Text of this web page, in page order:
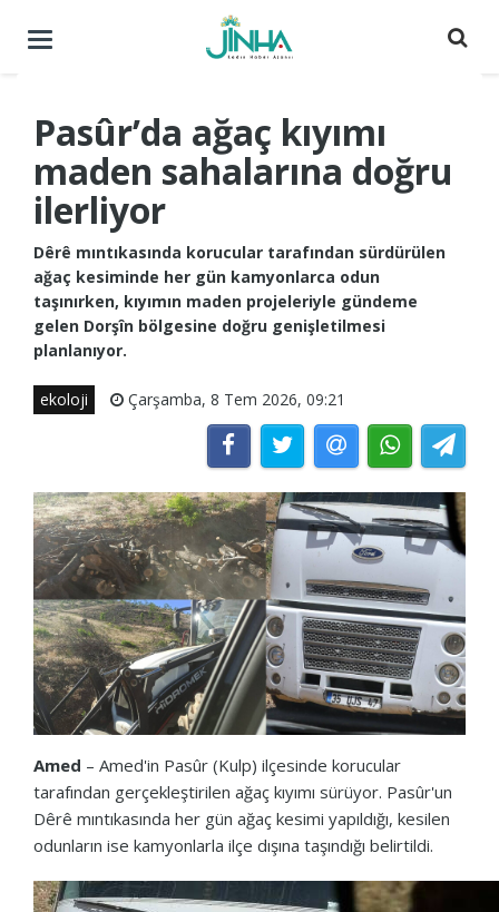
Menüyü
Pasûr’da ağaç kıyımı
maden sahalarına doğru
ilerliyor
Dêrê mıntıkasında korucular tarafından sürdürülen
ağaç kesiminde her gün kamyonlarca odun
taşınırken, kıyımın maden projeleriyle gündeme
gelen Dorşîn bölgesine doğru genişletilmesi
planlanıyor.
ekoloji Çarşamba, 8 Tem 2026, 09:21
Amed – Amed'in Pasûr (Kulp) ilçesinde korucular
tarafından gerçekleştirilen ağaç kıyımı sürüyor. Pasûr'un
Dêrê mıntıkasında her gün ağaç kesimi yapıldığı, kesilen
odunların ise kamyonlarla ilçe dışına taşındığı belirtildi.